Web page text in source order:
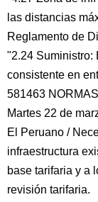
las distancias
Reglamento de
"2.24 Suministro:
consistente en
581463
Martes 22 de
El Peruano /
infraestructura
base tarifaria y a
revisión tarifaria.